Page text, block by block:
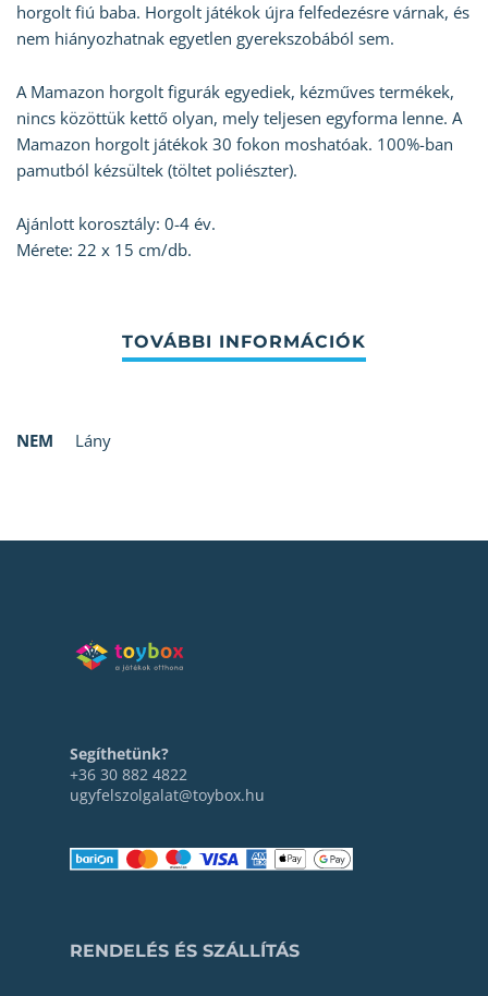
horgolt fiú baba. Horgolt játékok újra felfedezésre várnak, és
nem hiányozhatnak egyetlen gyerekszobából sem.
A Mamazon horgolt figurák egyediek, kézműves termékek,
nincs közöttük kettő olyan, mely teljesen egyforma lenne. A
Mamazon horgolt játékok 30 fokon moshatóak. 100%-ban
pamutból kézsültek (töltet poliészter).
Ajánlott korosztály: 0-4 év.
Mérete: 22 x 15 cm/db.
NEM Lány
Segíthetünk?
+36 30 882 4822
ugyfelszolgalat@toybox.hu
RENDELÉS ÉS SZÁLLÍTÁS